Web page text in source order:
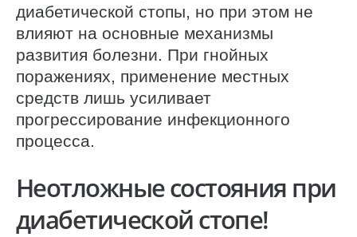
диабетической стопы, но при этом не
влияют на основные механизмы
развития болезни. При гнойных
поражениях, применение местных
средств лишь усиливает
прогрессирование инфекционного
процесса.
Неотложные состояния при
диабетической стопе!